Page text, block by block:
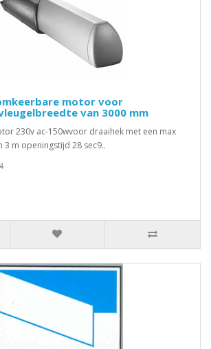
motor voor
van 3000 mm
230v ac-150wvoor draaihek met een max
3 m openingstijd 28 sec9..